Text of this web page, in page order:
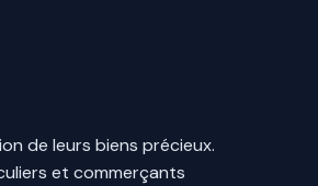
de leurs biens précieux.
et commerçants